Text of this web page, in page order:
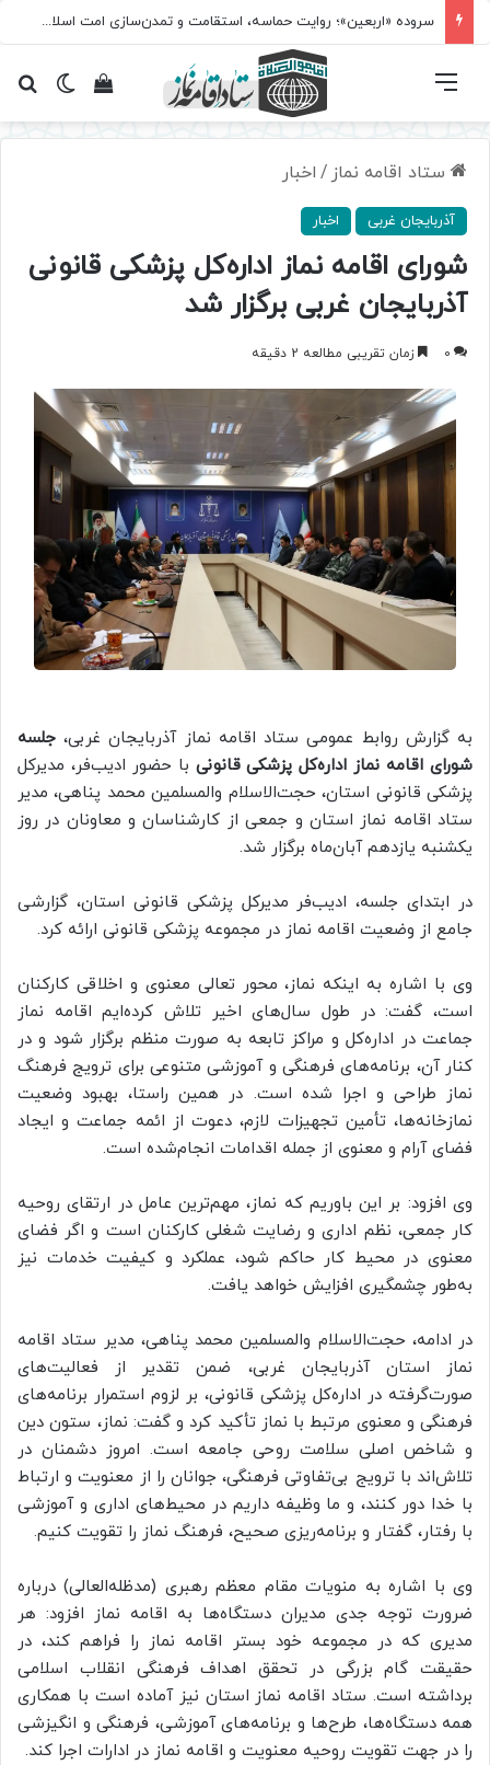
سروده‌ «اربعین»؛ روایت حماسه، استقامت و تمدن‌سازی امت اسلامی
تغییرمشاهده فهرست
ستاد اقامه نماز / اخبار
آذربایجان غربی اخبار
شورای اقامه نماز اداره‌کل پزشکی قانونی
آذربایجان غربی برگزار شد
0 زمان تقریبی مطالعه 2 دقیقه
به گزارش روابط عمومی ستاد اقامه نماز آذربایجان غربی، جلسه
شورای اقامه نماز اداره‌کل پزشکی قانونی با حضور ادیب‌فر، مدیرکل
پزشکی قانونی استان، حجت‌الاسلام والمسلمین محمد پناهی، مدیر
ستاد اقامه نماز استان و جمعی از کارشناسان و معاونان در روز
یکشنبه یازدهم آبان‌ماه برگزار شد.
در ابتدای جلسه، ادیب‌فر مدیرکل پزشکی قانونی استان، گزارشی
جامع از وضعیت اقامه نماز در مجموعه پزشکی قانونی ارائه کرد.
وی با اشاره به اینکه نماز، محور تعالی معنوی و اخلاقی کارکنان
است، گفت: در طول سال‌های اخیر تلاش کرده‌ایم اقامه نماز
جماعت در اداره‌کل و مراکز تابعه به صورت منظم برگزار شود و در
کنار آن، برنامه‌های فرهنگی و آموزشی متنوعی برای ترویج فرهنگ
نماز طراحی و اجرا شده است. در همین راستا، بهبود وضعیت
نمازخانه‌ها، تأمین تجهیزات لازم، دعوت از ائمه جماعت و ایجاد
فضای آرام و معنوی از جمله اقدامات انجام‌شده است.
وی افزود: بر این باوریم که نماز، مهم‌ترین عامل در ارتقای روحیه
کار جمعی، نظم اداری و رضایت شغلی کارکنان است و اگر فضای
معنوی در محیط کار حاکم شود، عملکرد و کیفیت خدمات نیز
به‌طور چشمگیری افزایش خواهد یافت.
در ادامه، حجت‌الاسلام والمسلمین محمد پناهی، مدیر ستاد اقامه
نماز استان آذربایجان غربی، ضمن تقدیر از فعالیت‌های
صورت‌گرفته در اداره‌کل پزشکی قانونی، بر لزوم استمرار برنامه‌های
فرهنگی و معنوی مرتبط با نماز تأکید کرد و گفت: نماز، ستون دین
و شاخص اصلی سلامت روحی جامعه است. امروز دشمنان در
تلاش‌اند با ترویج بی‌تفاوتی فرهنگی، جوانان را از معنویت و ارتباط
با خدا دور کنند، و ما وظیفه داریم در محیط‌های اداری و آموزشی
با رفتار، گفتار و برنامه‌ریزی صحیح، فرهنگ نماز را تقویت کنیم.
وی با اشاره به منویات مقام معظم رهبری (مدظله‌العالی) درباره
ضرورت توجه جدی مدیران دستگاه‌ها به اقامه نماز افزود: هر
مدیری که در مجموعه خود بستر اقامه نماز را فراهم کند، در
حقیقت گام بزرگی در تحقق اهداف فرهنگی انقلاب اسلامی
برداشته است. ستاد اقامه نماز استان نیز آماده است با همکاری
همه دستگاه‌ها، طرح‌ها و برنامه‌های آموزشی، فرهنگی و انگیزشی
را در جهت تقویت روحیه معنویت و اقامه نماز در ادارات اجرا کند.